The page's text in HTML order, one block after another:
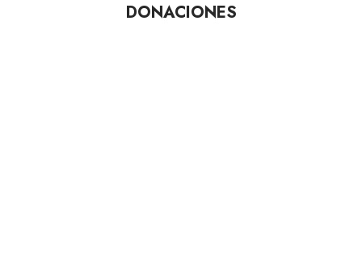
DONACIONES